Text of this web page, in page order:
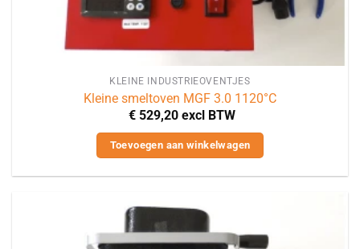
KLEINE INDUSTRIEOVENTJES
Kleine smeltoven MGF 3.0 1120°C
€529,20 excl BTW
Toevoegen aan winkelwagen